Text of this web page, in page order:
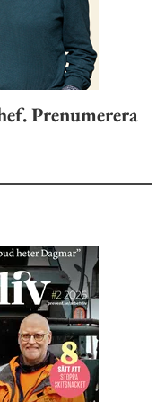
Prenumerera